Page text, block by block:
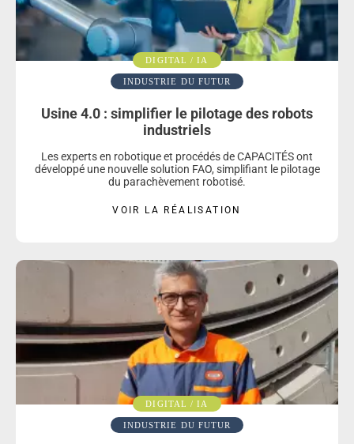
DIGITAL / IA
INDUSTRIE DU FUTUR
Usine 4.0 : simplifier le pilotage des robots
industriels
Les experts en robotique et procédés de CAPACITÉS ont
développé une nouvelle solution FAO, simplifiant le pilotage
du parachèvement robotisé.
VOIR LA RÉALISATION
DIGITAL / IA
INDUSTRIE DU FUTUR